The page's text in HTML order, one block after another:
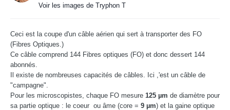
Voir les images de Tryphon T
Ceci est la coupe d'un câble aérien qui sert à transporter des FO
(Fibres Optiques.)
Ce câble comprend 144 Fibres optiques (FO) et donc dessert 144
abonnés.
Il existe de nombreuses capacités de câbles. Ici ,'est un câble de
"campagne".
Pour les microscopistes, chaque FO mesure 125 µm de diamètre pour
sa partie optique : le coeur ou âme (core = 9 µm) et la gaine optique